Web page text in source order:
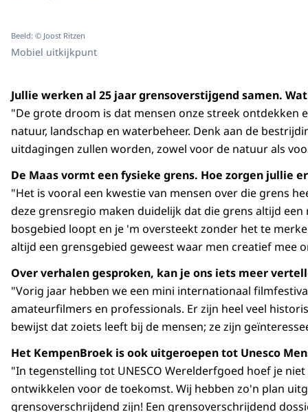
Beeld: © Joost Ritzen
Mobiel uitkijkpunt
Jullie werken al 25 jaar grensoverstijgend samen.
"De grote droom is dat mensen onze streek ontdekken
natuur, landschap en waterbeheer. Denk aan de
uitdagingen zullen worden, zowel voor de natuur als
De Maas vormt een fysieke grens. Hoe zorgen jullie
"Het is vooral een kwestie van mensen over die grens
deze grensregio maken duidelijk dat die grens altijd
bosgebied loopt en je 'm oversteekt zonder het te
altijd een grensgebied geweest waar men creatief mee
Over verhalen gesproken, kan je ons iets meer
"Vorig jaar hebben we een mini internationaal
amateurfilmers en professionals. Er zijn heel veel
bewijst dat zoiets leeft bij de mensen; ze zijn
Het KempenBroek is ook uitgeroepen tot Unesco
"In tegenstelling tot UNESCO Werelderfgoed hoef je
ontwikkelen voor de toekomst. Wij hebben zo'n plan
grensoverschrijdend zijn! Een grensoverschrijdend